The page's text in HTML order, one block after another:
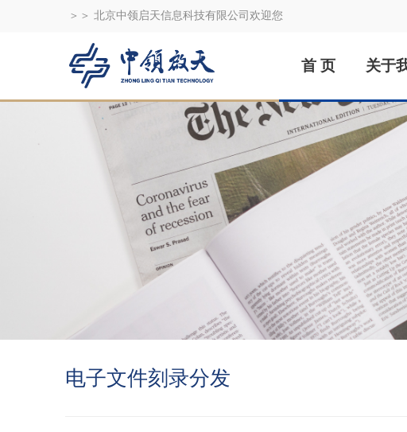
＞＞ 北京中领启天信息科技有限公司欢迎您
首 页 关于
电子文件刻录分发